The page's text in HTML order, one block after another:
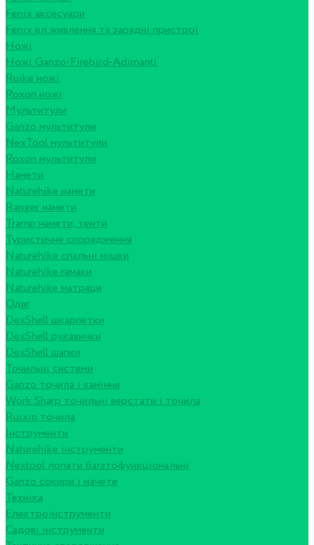
Fenix аксесуари
Fenix ел живлення та зарядні пристрої
Ножі
Ножі Ganzo-Firebird-Adimanti
Ruike ножі
Roxon ножi
Мультитули
Ganzo мультитули
NexTool мультитули
Roxon мультитули
Намети
Naturehike намети
Ranger намети
Tramp намети, тенти
Туристичне спорядження
Naturehike спальні мішки
Naturehike гамаки
Naturehike матраци
Одяг
DexShell шкарпетки
DexShell рукавички
DexShell шапки
Точильні системи
Ganzo точила і каміння
Work Sharp точильні верстати і точила
Ruixin точила
Інструменти
Naturehike інструменти
Nextool лопати багатофункціональні
Ganzo сокири і мачете
Техніка
Електроінструменти
Садові інструменти